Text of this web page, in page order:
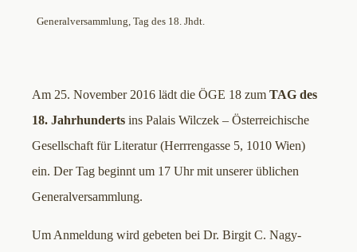
Generalversammlung, Tag des 18. Jhdt.
Am 25. November 2016 lädt die ÖGE 18 zum TAG des
18. Jahrhunderts ins Palais Wilczek – Österreichische
Gesellschaft für Literatur (Herrrengasse 5, 1010 Wien)
ein. Der Tag beginnt um 17 Uhr mit unserer üblichen
Generalversammlung.
Um Anmeldung wird gebeten bei Dr. Birgit C. Nagy-